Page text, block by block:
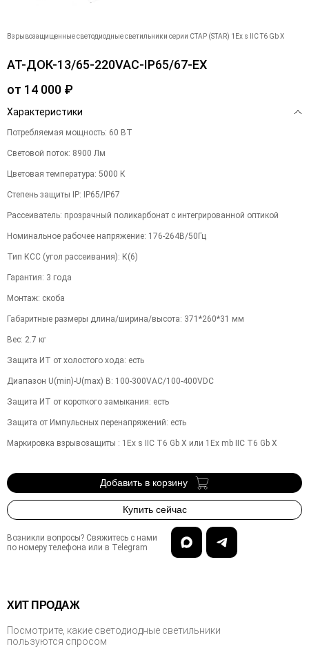
Взрывозащищенные светодиодные светильники серии СТАР (STAR) 1Ex s IIC T6 Gb X
АТ-ДОК-13/65-220VAC-IP65/67-EX
от 14 000 ₽
Характеристики
Потребляемая мощность: 60 ВТ
Световой поток: 8900 Лм
Цветовая температура: 5000 К
Степень защиты IP: IP65/IP67
Рассеиватель: прозрачный поликарбонат с интегрированной оптикой
Номинальное рабочее напряжение: 176-264В/50Гц
Тип КСС (угол рассеивания): К(6)
Гарантия: 3 года
Монтаж: скоба
Габаритные размеры длина/ширина/высота: 371*260*31 мм
Вес: 2.7 кг
Защита ИТ от холостого хода: есть
Диапазон U(min)-U(max) В: 100-300VAC/100-400VDC
Защита ИТ от короткого замыкания: есть
Защита от Импульсных перенапряжений: есть
Маркировка взрывозащиты : 1Ex s IIC T6 Gb X или 1Ex mb IIC T6 Gb X
Добавить в корзину
Купить сейчас
Возникли вопросы? Свяжитесь с нами
по номеру телефона или в Telegram
ХИТ ПРОДАЖ
Посмотрите, какие светодиодные светильники
пользуются спросом